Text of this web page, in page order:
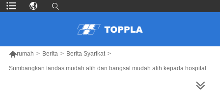
rumah > Berita > Berita Syarikat >
Sumbangkan tandas mudah alih dan bangsal mudah alih kepada hospital